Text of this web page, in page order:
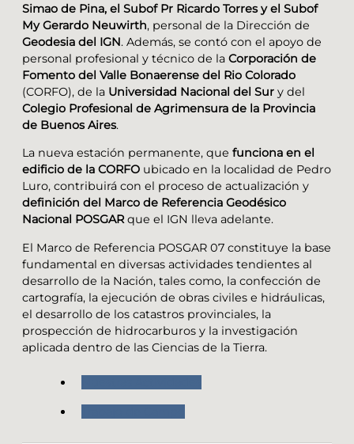
Simao de Pina, el Subof Pr Ricardo Torres y el Subof
My Gerardo Neuwirth, personal de la Dirección de
Geodesia del IGN. Además, se contó con el apoyo de
personal profesional y técnico de la Corporación de
Fomento del Valle Bonaerense del Rio Colorado
(CORFO), de la Universidad Nacional del Sur y del
Colegio Profesional de Agrimensura de la Provincia
de Buenos Aires.
La nueva estación permanente, que funciona en el
edificio de la CORFO ubicado en la localidad de Pedro
Luro, contribuirá con el proceso de actualización y
definición del Marco de Referencia Geodésico
Nacional POSGARque el IGN lleva adelante.
El Marco de Referencia POSGAR 07 constituye la base
fundamental en diversas actividades tendientes al
desarrollo de la Nación, tales como, la confección de
cartografía, la ejecución de obras civiles e hidráulicas,
el desarrollo de los catastros provinciales, la
prospección de hidrocarburos y la investigación
aplicada dentro de las Ciencias de la Tierra.